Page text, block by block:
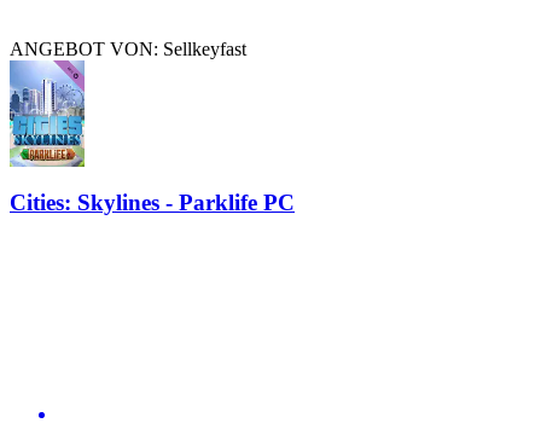
ANGEBOT VON: Sellkeyfast
Cities: Skylines - Parklife PC